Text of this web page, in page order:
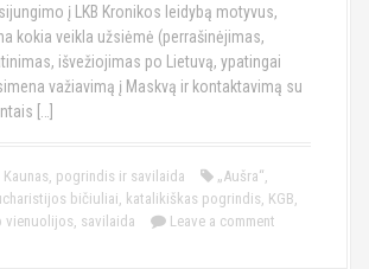
į LKB Kronikos leidybą motyvus,
kokia veikla užsiėmė (perrašinėjimas,
išvežiojimas po Lietuvą, ypatingai
važiavimą į Maskvą ir kontaktavimą su
[…]
Kaunas, pogrindis ir savilaida „Aušra“,
bičiuliai, katalikiškas pogrindis, KGB,
vienuolijos, savilaida Leave a comment